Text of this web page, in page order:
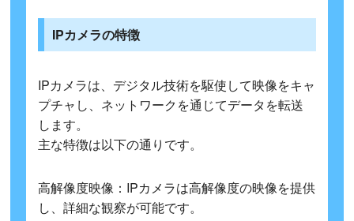
IPカメラの特徴
IPカメラは、デジタル技術を駆使して映像をキャ
プチャし、ネットワークを通じてデータを転送
します。
主な特徴は以下の通りです。
高解像度映像：IPカメラは高解像度の映像を提供
し、詳細な観察が可能です。